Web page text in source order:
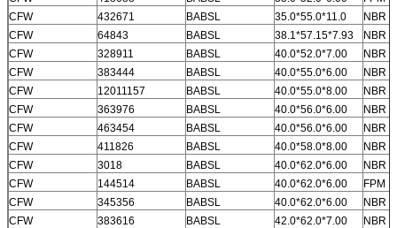
CFW
432671 BABSL 35.0*55.0*11.0
NBR
CFW
64843 BABSL 38.1*57.15*7.93
NBR
CFW
328911 BABSL 40.0*52.0*7.00
NBR
CFW
383444 BABSL 40.0*55.0*6.00
NBR
CFW
12011157 BABSL 40.0*55.0*8.00
NBR
CFW
363976 BABSL 40.0*56.0*6.00
NBR
CFW
463454 BABSL 40.0*56.0*6.00
NBR
CFW
411826 BABSL 40.0*58.0*8.00
NBR
CFW
3018 BABSL 40.0*62.0*6.00
NBR
CFW
144514 BABSL 40.0*62.0*6.00
FPM
CFW
345356 BABSL 40.0*62.0*6.00
NBR
CFW
383616 BABSL 42.0*62.0*7.00
NBR